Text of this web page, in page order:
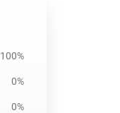
100%
0%
0%